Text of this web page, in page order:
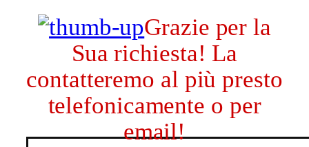
Grazie per la
Sua richiesta! La
contatteremo al più presto
telefonicamente o per
email!